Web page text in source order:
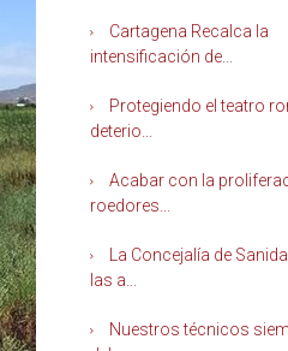
Cartagena Recalca la
intensificación de...
Protegiendo el teatro
deterio...
Acabar con la
roedores...
La Concejalía de
las a...
Nuestros técnicos